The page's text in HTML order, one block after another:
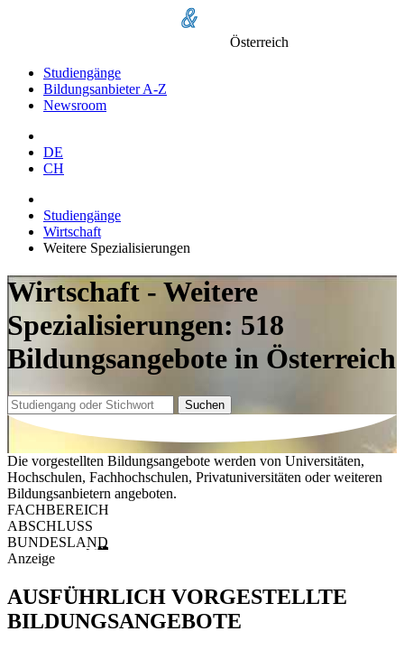
Österreich
Studiengänge
Bildungsanbieter A-Z
Newsroom
DE
CH
Studiengänge
Wirtschaft
Weitere Spezialisierungen
Wirtschaft - Weitere
Spezialisierungen: 518
Bildungsangebote in Österreich
Suchen
Die vorgestellten Bildungsangebote werden von Universitäten,
Hochschulen, Fachhochschulen, Privatuniversitäten oder weiteren
Bildungsanbietern angeboten.
FACHBEREICH
ABSCHLUSS
BUNDESLAND
Anzeige
AUSFÜHRLICH VORGESTELLTE
BILDUNGSANGEBOTE